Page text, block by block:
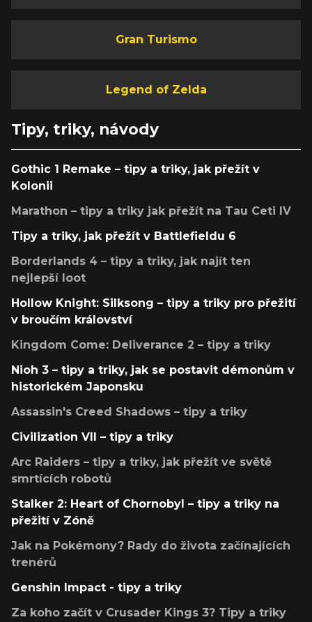
Gran Turismo
Legend of Zelda
Tipy, triky, návody
Gothic 1 Remake – tipy a triky, jak přežít v
Kolonii
Marathon – tipy a triky jak přežít na Tau Ceti IV
Tipy a triky, jak přežít v Battlefieldu 6
Borderlands 4 – tipy a triky, jak najít ten
nejlepší loot
Hollow Knight: Silksong – tipy a triky pro přežití
v broučím království
Kingdom Come: Deliverance 2 – tipy a triky
Nioh 3 – tipy a triky, jak se postavit démonům v
historickém Japonsku
Assassin's Creed Shadows – tipy a triky
Civilization VII – tipy a triky
Arc Raiders – tipy a triky, jak přežít ve světě
smrtících robotů
Stalker 2: Heart of Chornobyl – tipy a triky na
přežití v Zóně
Jak na Pokémony? Rady do života začínajících
trenérů
Genshin Impact - tipy a triky
Za koho začít v Crusader Kings 3? Tipy a triky